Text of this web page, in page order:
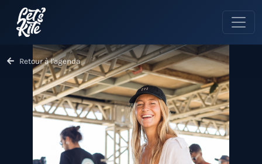
Retour à l'agenda